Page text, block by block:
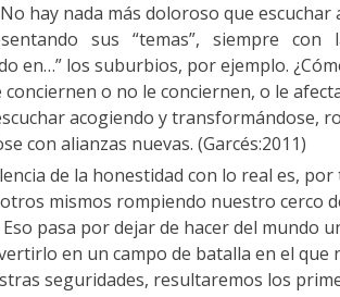
hay nada más doloroso que
sus “temas”, siempre con
en…” los suburbios, por ejemplo.
o no le conciernen, o le
acogiendo y transformándose,
con alianzas nuevas. (Garcés:2011)
de la honestidad con lo real es,
mismos rompiendo nuestro cerco
pasa por dejar de hacer del mundo
en un campo de batalla en el
seguridades, resultaremos los